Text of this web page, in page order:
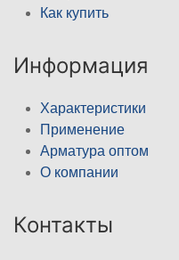
Как купить
Информация
Характеристики
Применение
Арматура оптом
О компании
Контакты